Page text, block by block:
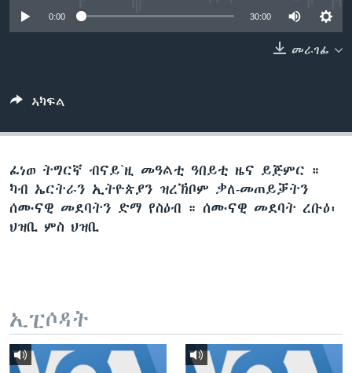
ቂሔ ጽልሚ
ቋንቋታት
0:00 30:00
መራገፊ
ኣካፍል
ፈነወ ትግርኛ ብናይ`ዚ መዓልቲ ዓበይቲ ዜና ይጅምር ።
ካብ ኤርትራን ኢትዮጵያን ዝረኽቦም ቃለ-መጠይቓትን
ሰሙናዊ መደባትን ድማ የስዕብ ። ሰሙናዊ መደባት ረቡዕ፡
ህዝቢ ምስ ህዝቢ
ኢፒሶዳት